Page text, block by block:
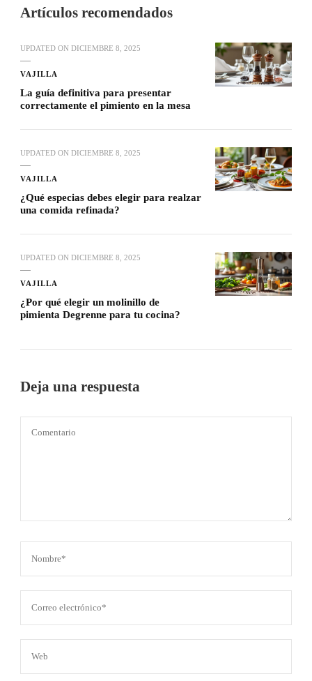
Artículos recomendados
UPDATED ON DICIEMBRE 8, 2025
VAJILLA
La guía definitiva para presentar
correctamente el pimiento en la mesa
UPDATED ON DICIEMBRE 8, 2025
VAJILLA
¿Qué especias debes elegir para realzar
una comida refinada?
UPDATED ON DICIEMBRE 8, 2025
VAJILLA
¿Por qué elegir un molinillo de
pimienta Degrenne para tu cocina?
Deja una respuesta